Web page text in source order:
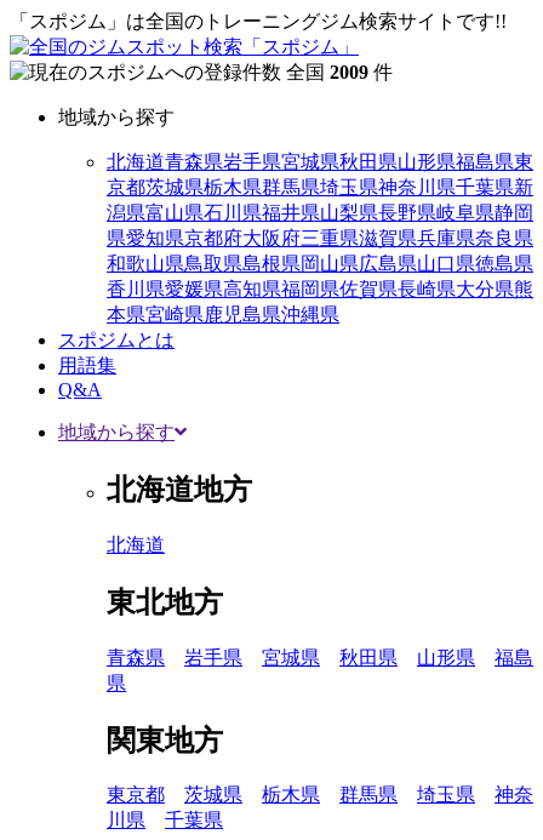
「スポジム」は全国のトレーニングジム検索サイトです!!
全国 2009 件
地域から探す
北海道青森県岩手県宮城県秋田県山形県福島県東
京都茨城県栃木県群馬県埼玉県神奈川県千葉県新
潟県富山県石川県福井県山梨県長野県岐阜県静岡
県愛知県京都府大阪府三重県滋賀県兵庫県奈良県
和歌山県鳥取県島根県岡山県広島県山口県徳島県
香川県愛媛県高知県福岡県佐賀県長崎県大分県熊
本県宮崎県鹿児島県沖縄県
スポジムとは
用語集
Q&A
地域から探す
北海道地方
北海道
東北地方
青森県 岩手県 宮城県 秋田県 山形県
福島
県
関東地方
東京都 茨城県 栃木県 群馬県 埼玉県
神奈
川県
千葉県